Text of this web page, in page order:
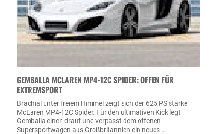
GEMBALLA MCLAREN MP4-12C SPIDER: OFFEN FÜR
EXTREMSPORT
Brachial unter freiem Himmel zeigt sich der 625 PS starke
McLaren MP4-12C Spider. Für den ultimativen Kick legt
Gemballa einen drauf und verpasst dem offenen
Supersportwagen aus Großbritannien ein neues …